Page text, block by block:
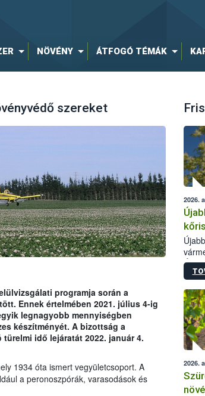
NÖVÉNY ÁTFOGÓ TÉMÁK
szereket
programja során a
Ennek értelmében 2021. július 4-ig
legnagyobb mennyiségben
készítményét. A bizottság a
idő lejáratát 2022. január 4.
1934 óta ismert vegyületcsoport. A
a peronoszpórák, varasodások és
2026.
2026.